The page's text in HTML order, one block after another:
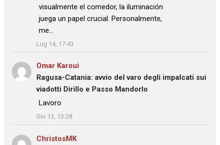
visualmente el comedor, la iluminación
juega un papel crucial. Personalmente,
me…
”
Lug 14, 17:43
Omar Karoui
Ragusa-Catania: avvio del varo degli impalcati sui
viadotti Dirillo e Passo Mandorlo
: “Lavoro
”
Giu 13, 13:28
ChristosMKsu